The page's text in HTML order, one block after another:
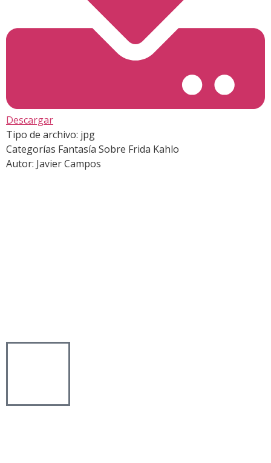
Descargar
Tipo de archivo: jpg
Categorías Fantasía Sobre Frida Kahlo
Autor: Javier Campos